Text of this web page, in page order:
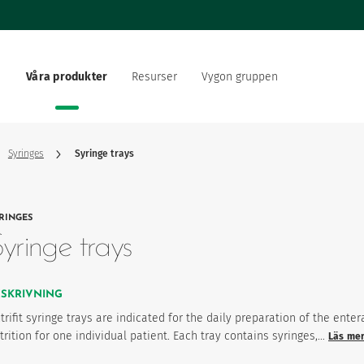
Våra produkter Resurser Dokumentation
Vygon gruppen
Vårt erbjudande
Syringes Syringe trays
trays
syringe trays are indicated for the daily preparation of the
for one individual patient. Each tray contains syringes,… Läs mer